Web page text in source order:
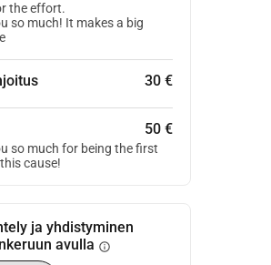
the effort.
so much! It makes a big
30 €
50 €
so much for being the first
cause!
ja yhdistyminen
avulla info